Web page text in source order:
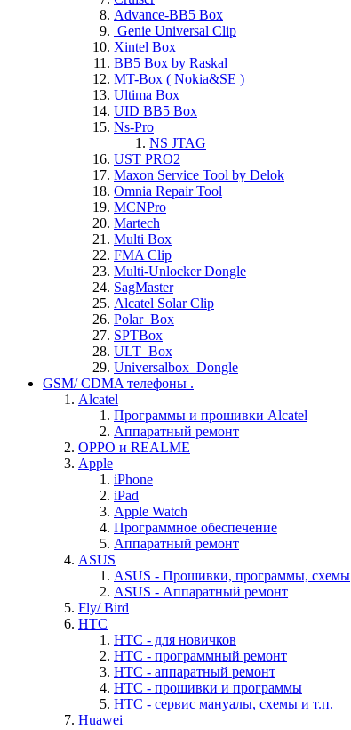
Advance-BB5 Box
Genie Universal Clip
Xintel Box
BB5 Box by Raskal
MT-Box ( Nokia&SE )
Ultima Box
UID BB5 Box
Ns-Pro
NS JTAG
UST PRO2
Maxon Service Tool by Delok
Omnia Repair Tool
MCNPro
Martech
Multi Box
FMA Clip
Multi-Unlocker Dongle
SagMaster
Alcatel Solar Clip
Polar_Box
SPTBox
ULT_Box
Universalbox_Dongle
GSM/ CDMA телефоны .
Alcatel
Программы и прошивки Alcatel
Аппаратный ремонт
OPPO и REALME
Apple
iPhone
iPad
Apple Watch
Программное обеспечение
Аппаратный ремонт
ASUS
ASUS - Прошивки, программы, схемы
ASUS - Аппаратный ремонт
Fly/ Bird
HTC
HTC - для новичков
HTC - программный ремонт
HTC - аппаратный ремонт
HTC - прошивки и программы
HTC - cервис мануалы, схемы и т.п.
Huawei